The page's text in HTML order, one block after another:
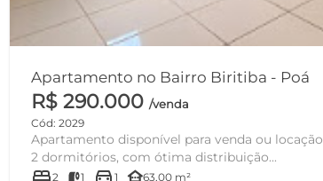
Apartamento no Bairro Biritiba - Poá
R$ 290.000 /venda
Cód: 2029
Apartamento disponível para venda ou locação Excelente apartamento, composto por
2 dormitórios, com ótima distribuição...
2 1 1 other_houses63,00 m²